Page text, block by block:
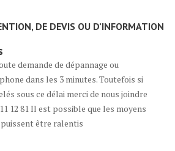
DE DEVIS OU D’INFORMATION
demande de dépannage ou
dans les 3 minutes. Toutefois si
sous ce délai merci de nous joindre
12 81 Il est possible que les moyens
être ralentis